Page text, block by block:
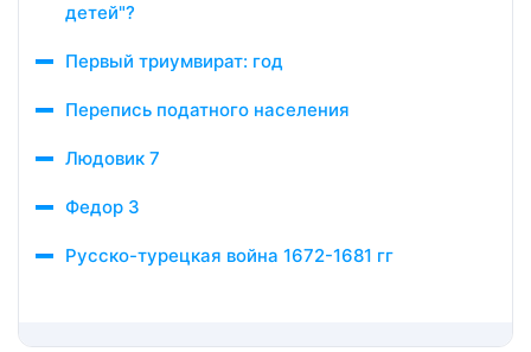
детей"?
Первый триумвират: год
Перепись податного населения
Людовик 7
Федор 3
Русско-турецкая война 1672-1681 гг